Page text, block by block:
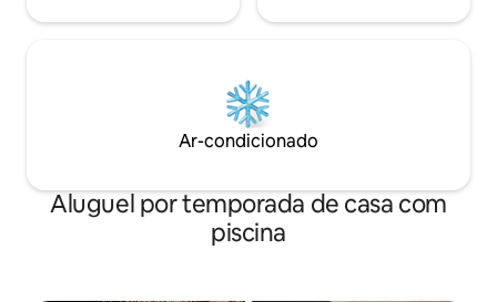
Ar-condicionado
Aluguel por temporada de casa com
piscina